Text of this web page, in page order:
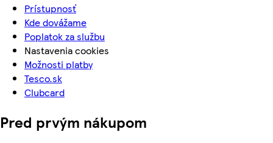
Prístupnosť
Kde dovážame
Poplatok za službu
Nastavenia cookies
Možnosti platby
Tesco.sk
Clubcard
Pred prvým nákupom